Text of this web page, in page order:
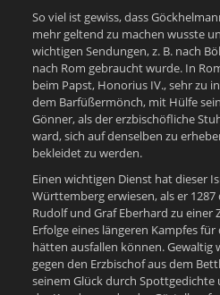
So viel ist gewiss, dass
mehr geltend zu machen wusste
wichtigen Sendungen, z. B. nach
nach Rom gebraucht wurde. In
beim Papst, Honorius IV., sehr zu
dem Barfüßermönch, mit Hülfe
Gönner, als der erzbischöfliche
ward, sich auf denselben zu
bekleidet zu werden.
Einen wichtigen Dienst hat dieser
Württemberg erwiesen, als er 1287
Rudolf und Graf Eberhard zu
Erfolge eines längeren Kampfes
hätten ausfallen können. Gewaltig
gegen den Erzbischof aus dem
seinem Glück durch